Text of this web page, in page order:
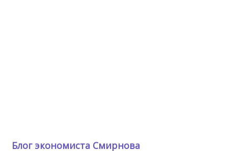
Блог экономиста Смирнова